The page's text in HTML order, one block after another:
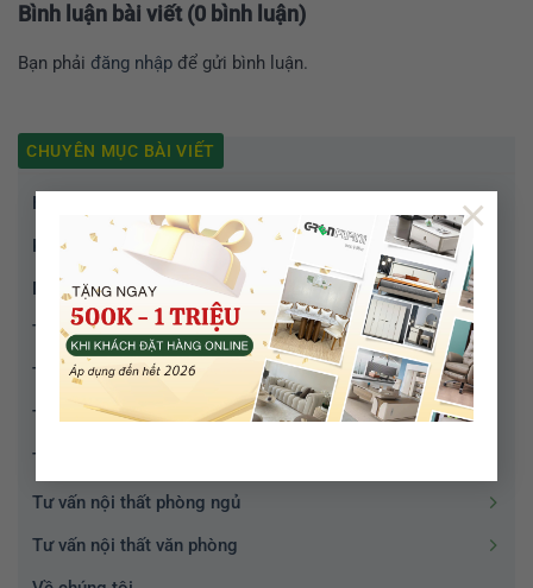
×
Bình luận bài viết (0 bình luận)
Bạn phải đăng nhập để gửi bình luận.
CHUYÊN MỤC BÀI VIẾT
Hoạt động doanh nghiệp
Kiến thức
News
Tin tức & sự kiện
Tư vấn nội thất
Tư vấn nội thất phòng ăn
Tư vấn nội thất phòng khách
Tư vấn nội thất phòng ngủ
Tư vấn nội thất văn phòng